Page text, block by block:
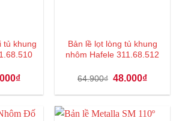
tủ khung
₫Giá
tại
45.000₫.
Bản lề lọt lòng tủ khung
nhôm Hafele 311.68.512
64.900₫ Giá
là:
48.000₫Giá
tại
48.000₫.